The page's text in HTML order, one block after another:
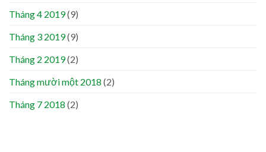
Tháng 4 2019(9)
Tháng 3 2019(9)
Tháng 2 2019(2)
Tháng mười một 2018 (2)
Tháng 7 2018 (2)